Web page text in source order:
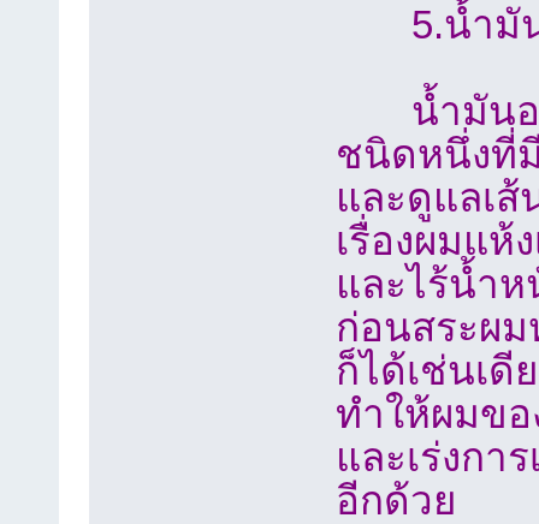
5.น้ำมัน
น้ำมันอะ
ชนิดหนึ่งที่
และดูแลเ
เรื่องผมแห้
และไร้น้ำห
ก่อนสระผ
ก็ได้เช่นเ
ทำให้ผมข
และเร่งกา
อีกด้วย